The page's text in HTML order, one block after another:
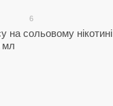
6
на сольовому нікотині
мл